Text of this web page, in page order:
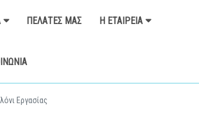
ΠΕΛΆΤΕΣ ΜΑΣ Η ΕΤΑΙΡΕΊΑ
Εργασίας